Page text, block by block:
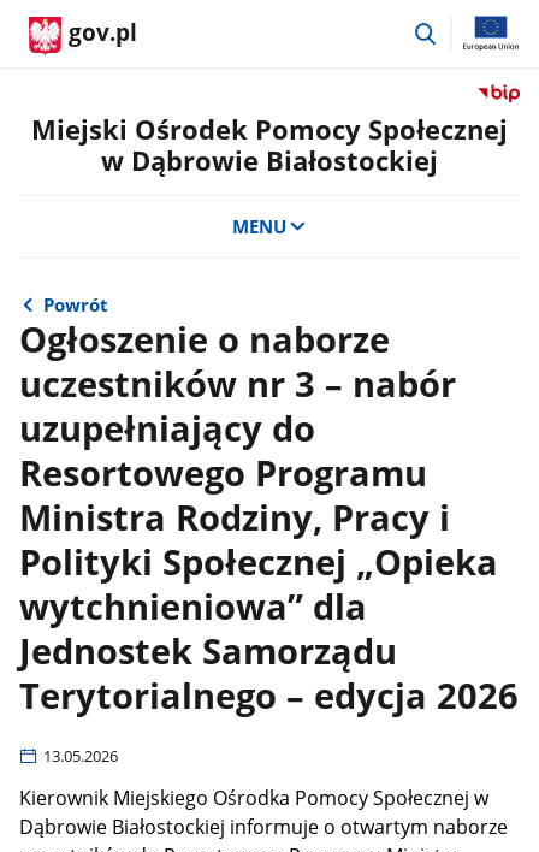
gov.pl
przejdź
Przejdź
do
Miejski Ośrodek Pomocy Społecznej
w Dąbrowie Białostockiej
MENU
Powrót
Ogłoszenie o naborze
uczestników nr 3 – nabór
uzupełniający do
Resortowego Programu
Ministra Rodziny, Pracy i
Polityki Społecznej „Opieka
wytchnieniowa” dla
Jednostek Samorządu
Terytorialnego – edycja 2026
13.05.2026
Kierownik Miejskiego Ośrodka Pomocy Społecznej w
Dąbrowie Białostockiej informuje o otwartym naborze